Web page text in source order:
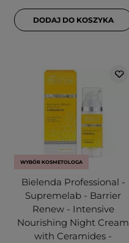
DODAJ DO KOSZYKA
WYBÓR KOSMETOLOGA
Bielenda Professional -
Supremelab - Barrier
Renew - Intensive
Nourishing Night Cream
with Ceramides -